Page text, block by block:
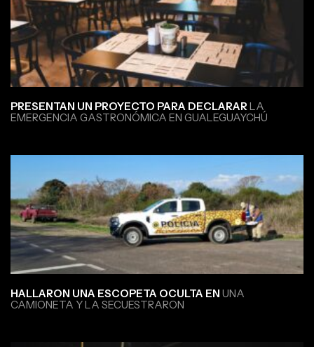
PRESENTAN UN PROYECTO PARA DECLARAR LA
EMERGENCIA GASTRONÓMICA EN GUALEGUAYCHÚ
HALLARON UNA ESCOPETA OCULTA EN UNA
CAMIONETA Y LA SECUESTRARON